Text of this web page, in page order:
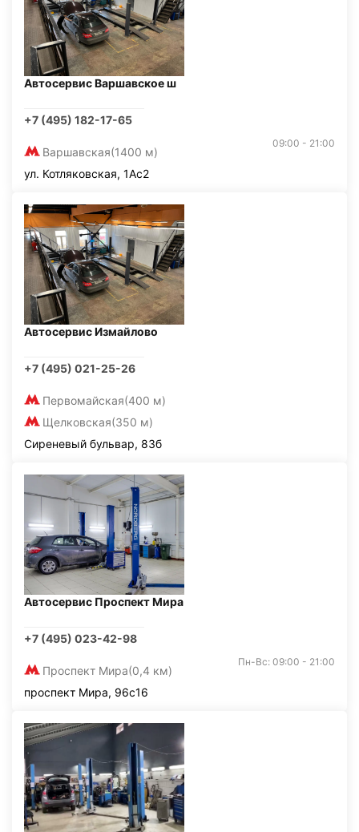
Автосервис Варшавское ш
+7 (495) 182-17-65
Варшавская(1400 м)
09:00 - 21:00
ул. Котляковская, 1Ас2
Автосервис Измайлово
+7 (495) 021-25-26
Первомайская(400 м)
Щелковская(350 м)
Сиреневый бульвар, 83б
Автосервис Проспект Мира
+7 (495) 023-42-98
Проспект Мира(0,4 км)
Пн-Вс: 09:00 - 21:00
проспект Мира, 96с16